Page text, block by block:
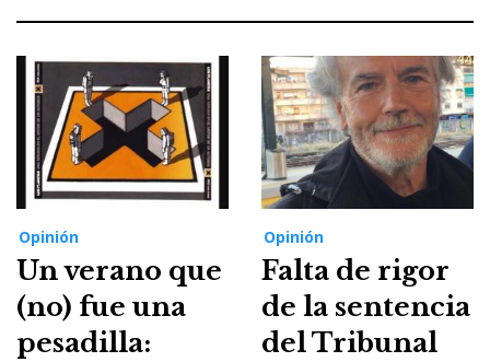
Opinión
Un verano que
(no) fue una
pesadilla:
Opinión
Falta de rigor
de la sentencia
del Tribunal